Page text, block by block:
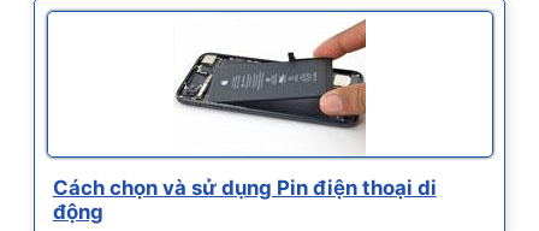
Cách chọn và sử dụng Pin điện thoại di
động